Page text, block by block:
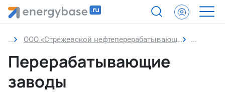
ООО «Стрежевской нефтеперерабатывающий завод»
Перерабатывающие
заводы